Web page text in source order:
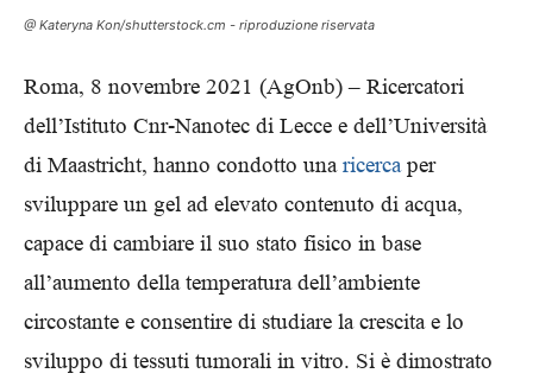
@ Kateryna Kon/shutterstock.cm - riproduzione riservata
Roma, 8 novembre 2021 (AgOnb) – Ricercatori
dell’Istituto Cnr-Nanotec di Lecce e dell’Università
di Maastricht, hanno condotto unaricercaper
sviluppare un gel ad elevato contenuto di acqua,
capace di cambiare il suo stato fisico in base
all’aumento della temperatura dell’ambiente
circostante e consentire di studiare la crescita e lo
sviluppo di tessuti tumorali in vitro. Si è dimostrato